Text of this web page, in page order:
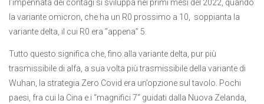
l’impennata dei contagi si sviluppa nei primi mesi del 2022, quando
la variante omicron, che ha un R0 prossimo a 10, soppianta la
variante delta, il cui R0 era “appena” 5.
Tutto questo significa che, fino alla variante delta, pur più
trasmissibile di alfa, a sua volta più trasmissibile della variante di
Wuhan, la strategia Zero Covid era un’opzione sul tavolo. Pochi
paesi, fra cui la Cina e i “magnifici 7” guidati dalla Nuova Zelanda,